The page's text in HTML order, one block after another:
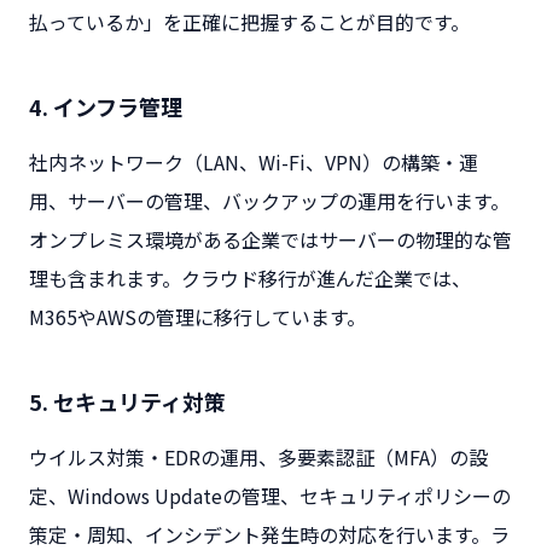
払っているか」を正確に把握することが目的です。
4. インフラ管理
社内ネットワーク（LAN、Wi-Fi、VPN）の構築・運
用、サーバーの管理、バックアップの運用を行います。
オンプレミス環境がある企業ではサーバーの物理的な管
理も含まれます。クラウド移行が進んだ企業では、
M365やAWSの管理に移行しています。
5. セキュリティ対策
ウイルス対策・EDRの運用、多要素認証（MFA）の設
定、Windows Updateの管理、セキュリティポリシーの
策定・周知、インシデント発生時の対応を行います。ラ